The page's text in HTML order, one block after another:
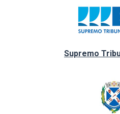
Supremo